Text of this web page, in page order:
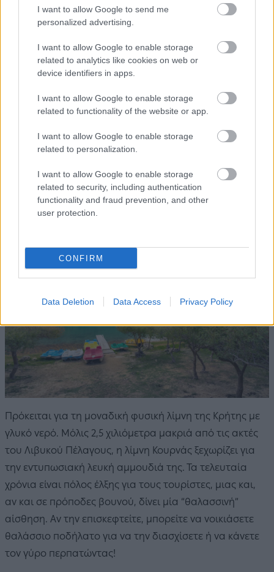
I want to allow Google to send me
personalized advertising.
I want to allow Google to enable storage
related to analytics like cookies on web or
device identifiers in apps.
I want to allow Google to enable storage
related to functionality of the website or app.
I want to allow Google to enable storage
related to personalization.
I want to allow Google to enable storage
related to security, including authentication
functionality and fraud prevention, and other
user protection.
CONFIRM
Data Deletion Data Access Privacy Policy
και παρουσιάζει το πλούσιο αρχαιολογικό απόθεμα των
Χανίων. Χαρακτηριστικά αναφέρουμε ότι η μόνιμα
έκθεση έχει περίπου 3.500 αντικείμενα. Οι λάτρεις της
ιστορίας μπορούν να συνδυάσουν το Αρχαιολογικό
Μουσείο με το Μουσείο Ελευθέριου Βενιζέλου.
Πρόκειται για την οικία του Βενιζέλου, ένα αρχοντικό
του 19ου αιώνα, που αποτελεί σημείο συνάντησης για
όσους θέλουν να έρθουν σε επαφή με τη νεότερη
ελληνική ιστορία.
Κάντε θαλάσσιο ποδήλατο στην Λίμνη Κουρνά
Πρόκειται για τη μοναδική φυσική λίμνη της Κρήτης με
γλυκό νερό. Μόλις 2,5 χιλιόμετρα μακριά από τις ακτές
του Λιβυκού Πέλαγους, η λίμνη Κουρνάς ξεχωρίζει για
την εντυπωσιακή λευκή αμμουδιά της. Τα τελευταία
χρόνια είναι πόλος έλξης για τους τουρίστες, μιας και,
αν και σε πρόποδες βουνού, δίνει μία “θαλασσινή”
αίσθηση. Αν την επισκεφτείτε, μπορείτε να νοικιάσετε
θαλάσσιο ποδήλατο για να την διασχίσετε ή να κάνετε
τον γύρο περπατώντας!